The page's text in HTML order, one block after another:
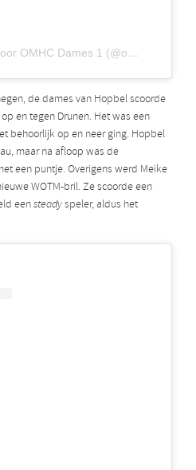
Een bericht gedeeld door OMHC Dames 1 (@ommoorddames1)
de dames van Hopbel scoorde
en tegen Drunen. Het was een
behoorlijk op en neer ging. Hopbel
maar na afloop was de
een puntje. Overigens werd Meike
WOTM-bril. Ze scoorde een
eensteadyspeler, aldus het